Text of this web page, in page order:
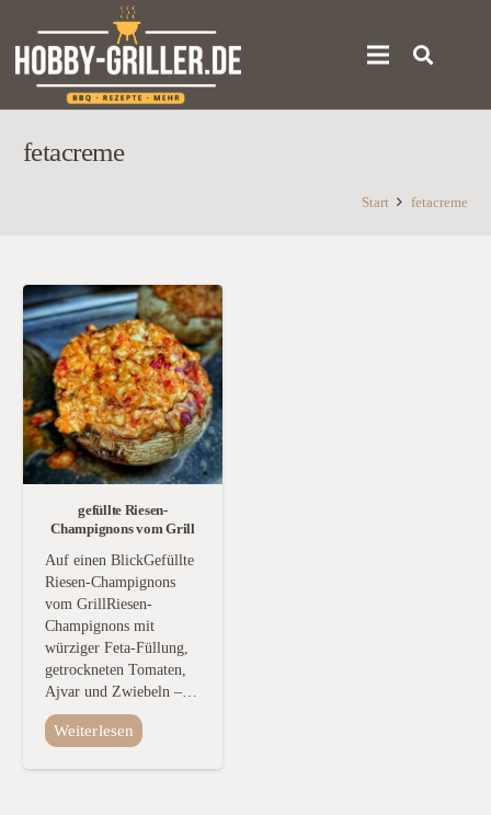
fetacreme
Start fetacreme
gefüllte Riesen-
Champignons vom Grill
Auf einen BlickGefüllte
Riesen-Champignons
vom GrillRiesen-
Champignons mit
würziger Feta-Füllung,
getrockneten Tomaten,
Ajvar und Zwiebeln –…
Weiterlesen